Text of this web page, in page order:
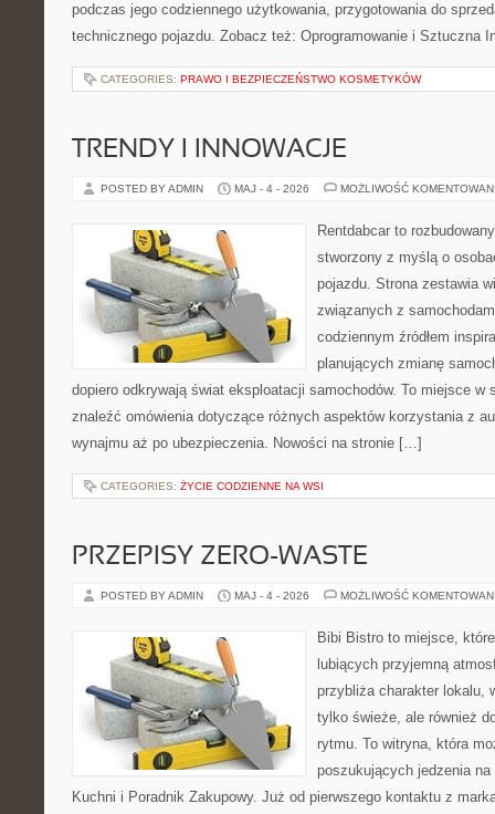
podczas jego codziennego użytkowania, przygotowania do
technicznego pojazdu. Zobacz też: Oprogramowanie i Sztuczna
CATEGORIES: PRAWO I BEZPIECZEŃSTWO KOSMETYKÓW
TRENDY I INNOWACJE
POSTED BY ADMIN MAJ - 4 - 2026 MOŻLIWOŚĆ
Rentdabcar to
stworzony z myślą o
pojazdu. Strona zestawia
związanych z
codziennym źródłem
planujących zmianę
dopiero odkrywają świat eksploatacji samochodów. To miejsce w
znaleźć omówienia dotyczące różnych aspektów korzystania z
wynajmu aż po ubezpieczenia. Nowości na stronie […]
CATEGORIES: ŻYCIE CODZIENNE NA WSI
PRZEPISY ZERO-WASTE
POSTED BY ADMIN MAJ - 4 - 2026 MOŻLIWOŚĆ
Bibi Bistro to miejsce,
lubiących przyjemną
przybliża charakter lokalu,
tylko świeże, ale również
rytmu. To witryna, która
poszukujących jedzenia
Kuchni i Poradnik Zakupowy. Już od pierwszego kontaktu z